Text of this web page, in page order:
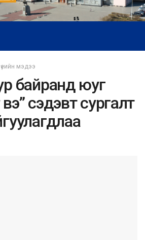
мэдээ
байранд юуг
сэдэвт сургалт